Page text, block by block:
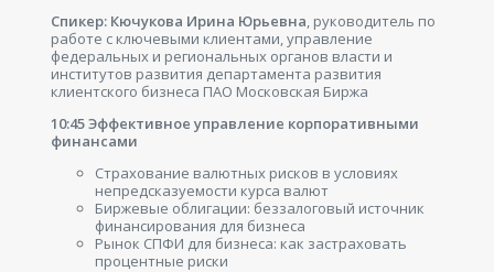
Спикер: Кючукова Ирина Юрьевна, руководитель по
работе с ключевыми клиентами, управление
федеральных и региональных органов власти и
институтов развития департамента развития
клиентского бизнеса ПАО Московская Биржа
10:45 Эффективное управление корпоративными
финансами
Страхование валютных рисков в условиях
непредсказуемости курса валют
Биржевые облигации: беззалоговый источник
финансирования для бизнеса
Рынок СПФИ для бизнеса: как застраховать
процентные риски